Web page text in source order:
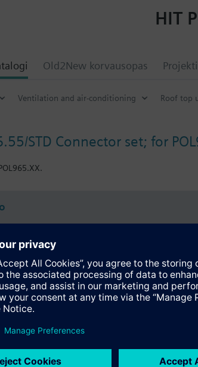
Old2New korvausopas
HIT
Ventilation and air-conditioning Roof top
STD Connector set; for